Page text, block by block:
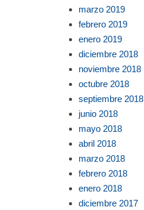
marzo 2019
febrero 2019
enero 2019
diciembre 2018
noviembre 2018
octubre 2018
septiembre 2018
junio 2018
mayo 2018
abril 2018
marzo 2018
febrero 2018
enero 2018
diciembre 2017